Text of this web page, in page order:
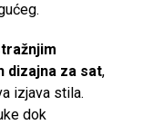
dizajna za sat,
izjava stila.
dok